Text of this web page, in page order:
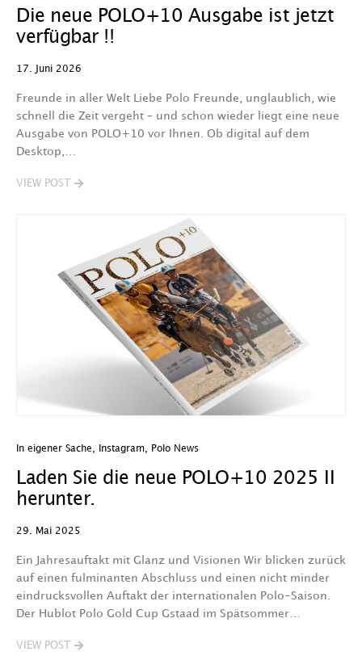
Die neue POLO+10 Ausgabe ist jetzt
verfügbar !!
17. Juni 2026
Freunde in aller Welt Liebe Polo Freunde, unglaublich, wie
schnell die Zeit vergeht – und schon wieder liegt eine neue
Ausgabe von POLO+10 vor Ihnen. Ob digital auf dem
Desktop,…
VIEW POST
In eigener Sache Instagram Polo News
Laden Sie die neue POLO+10 2025 II
herunter.
29. Mai 2025
Ein Jahresauftakt mit Glanz und Visionen Wir blicken zurück
auf einen fulminanten Abschluss und einen nicht minder
eindrucksvollen Auftakt der internationalen Polo-Saison.
Der Hublot Polo Gold Cup Gstaad im Spätsommer…
VIEW POST